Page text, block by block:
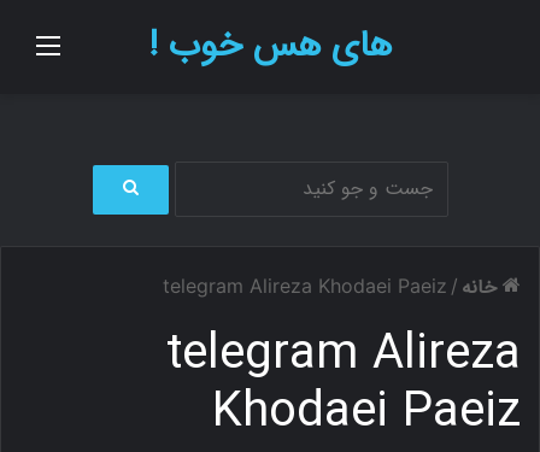
های هس خوب !
ج
خانه /
telegram Alireza Khodaei Paeiz
telegram Alireza
Khodaei Paeiz